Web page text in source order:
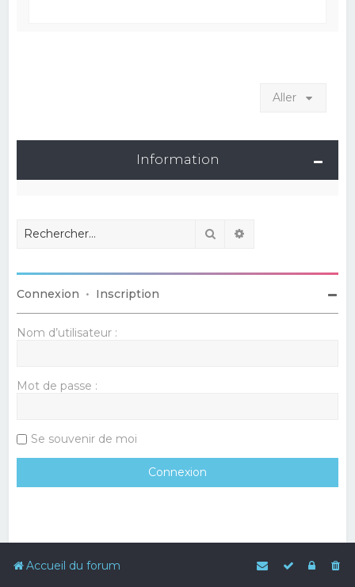
Aller
Information
Rechercher
Connexion • Inscription
Nom d’utilisateur :
Mot de passe :
Se souvenir de moi
Accueil du forum